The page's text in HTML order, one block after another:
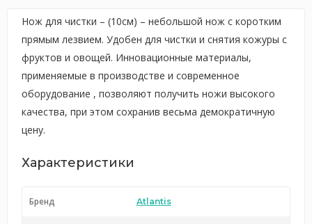
Нож для чистки – (10см) – небольшой нож с коротким
прямым лезвием. Удобен для чистки и снятия кожуры с
фруктов и овощей. Инновационные материалы,
применяемые в производстве и современное
оборудование , позволяют получить ножи высокого
качества, при этом сохранив весьма демократичную
цену.
Характеристики
Бренд Atlantis